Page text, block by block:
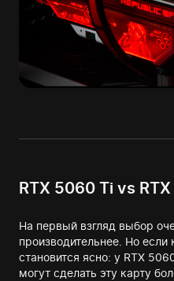
RTX 5060 Ti vs
На первый взгляд выбор
производительнее. Но если
становится ясно: у RTX
могут сделать эту карту